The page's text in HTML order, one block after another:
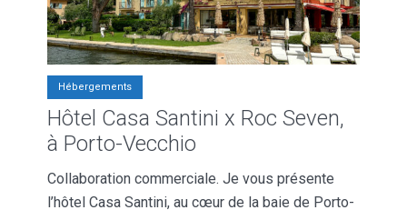
Hébergements
Hôtel Casa Santini x Roc Seven,
à Porto-Vecchio
Collaboration commerciale. Je vous présente
l’hôtel Casa Santini, au cœur de la baie de Porto-